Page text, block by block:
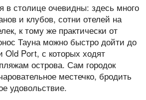
столице очевидны: здесь много
и клубов, сотни отелей на
к тому же практически от
Тауна можно быстро дойти до
Old Port, с которых ходят
острова. Сам городок
местечко, бродить
удовольствие.